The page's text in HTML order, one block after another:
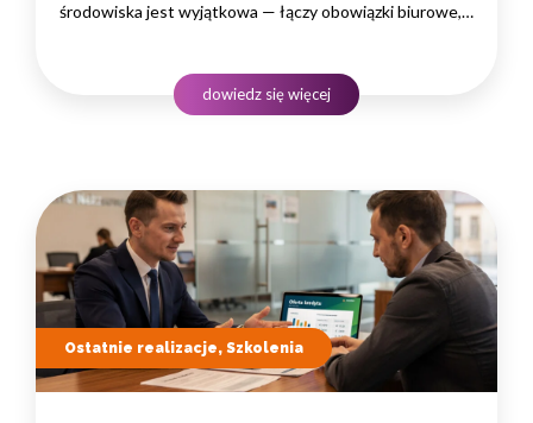
środowiska jest wyjątkowa — łączy obowiązki biurowe,
podejmowania decyzji. W takim środowisku
to nie pojedyncze kompetencje, lecz dobrze…
dowiedz się więcej
Ostatnie realizacje, Szkolenia